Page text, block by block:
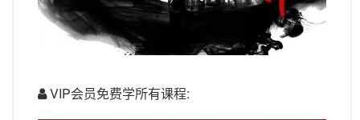
VIP会员免费学所有课程: